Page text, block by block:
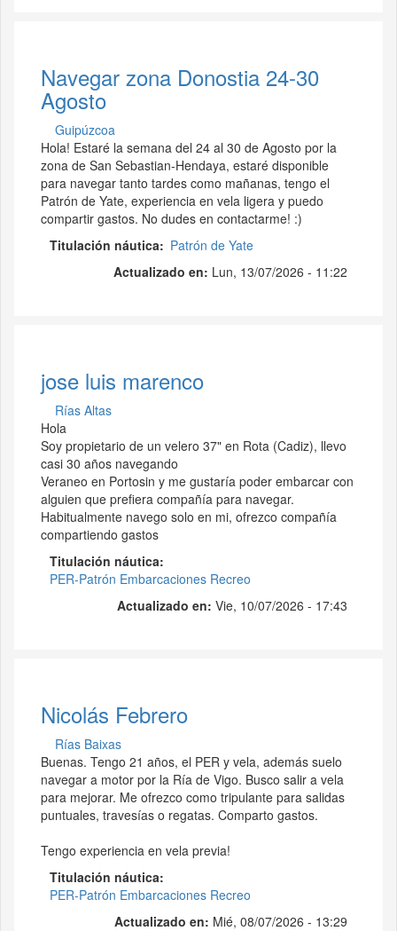
Navegar zona Donostia 24-30
Agosto
Guipúzcoa
Hola! Estaré la semana del 24 al 30 de Agosto por la
zona de San Sebastian-Hendaya, estaré disponible
para navegar tanto tardes como mañanas, tengo el
Patrón de Yate, experiencia en vela ligera y puedo
compartir gastos. No dudes en contactarme! :)
Titulación náutica
Patrón de Yate
Actualizado en: Lun, 13/07/2026 - 11:22
jose luis marenco
Rías Altas
Hola
Soy propietario de un velero 37" en Rota (Cadiz), llevo
casi 30 años navegando
Veraneo en Portosin y me gustaría poder embarcar con
alguien que prefiera compañía para navegar.
Habitualmente navego solo en mi, ofrezco compañía
compartiendo gastos
Titulación náutica
PER-Patrón Embarcaciones Recreo
Actualizado en: Vie, 10/07/2026 - 17:43
Nicolás Febrero
Rías Baixas
Buenas. Tengo 21 años, el PER y vela, además suelo
navegar a motor por la Ría de Vigo. Busco salir a vela
para mejorar. Me ofrezco como tripulante para salidas
puntuales, travesías o regatas. Comparto gastos.
Tengo experiencia en vela previa!
Titulación náutica
PER-Patrón Embarcaciones Recreo
Actualizado en: Mié, 08/07/2026 - 13:29